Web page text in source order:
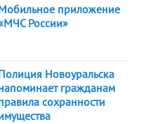
приложение
России»
Новоуральска
гражданам
сохранности